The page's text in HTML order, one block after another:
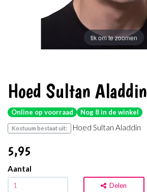
tik om te zoomen
Hoed Sultan Aladdin
Online op voorraad Nog 8 in de winkel
Kostuum bestaat uit: Hoed Sultan Aladdin
5,95
Aantal
Delen